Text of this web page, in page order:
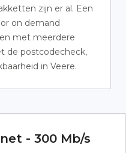
zijn er al. Een
on demand
met meerdere
de postcodecheck,
in Veere.
- 300 Mb/s